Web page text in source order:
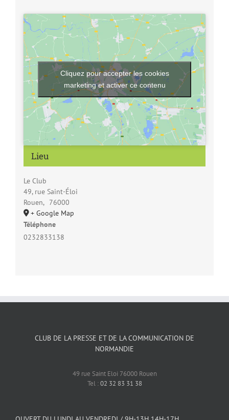
Lieu
Le Club
49, rue Saint-Éloi
Rouen, 76000
+ Google Map
Téléphone
0232833138
Cliquez pour accepter les cookies
marketing et activer ce contenu
CLUB DE LA PRESSE ET DE LA COMMUNICATION DE
NORMANDIE
49 rue Saint Eloi 76000 Rouen
Tel :02 32 83 31 38